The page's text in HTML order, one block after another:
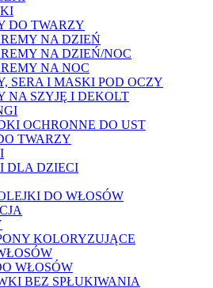
DO TWARZY
NA DZIEŃ
NA DZIEŃ/NOC
NA NOC
SERA I MASKI POD OCZY
NA SZYJĘ I DEKOLT
OCHRONNE DO UST
TWARZY
DLA DZIECI
DO WŁOSÓW
KOLORYZUJĄCE
WŁOSÓW
BEZ SPŁUKIWANIA